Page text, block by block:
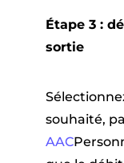
Étape 3 :
sortie
souhaité,
AAC